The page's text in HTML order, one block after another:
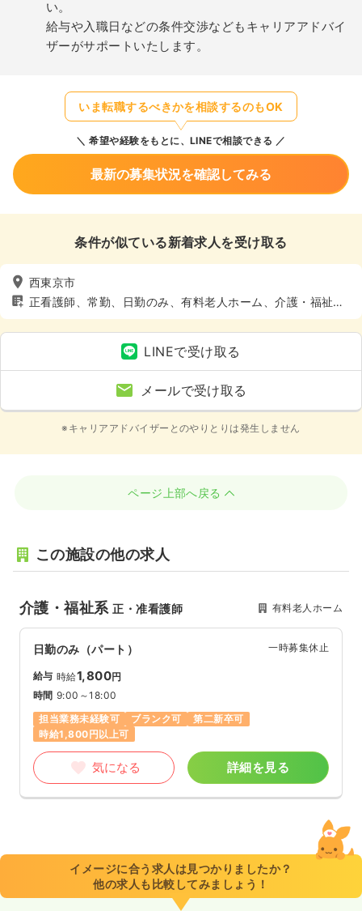
い。
給与や入職日などの条件交渉などもキャリアアドバイ
ザーがサポートいたします。
いま転職するべきかを相談するのもOK
希望や経験をもとに、LINEで相談できる
最新の募集状況を確認してみる
条件が似ている新着求人を受け取る
西東京市
正看護師、常勤、日勤のみ、有料老人ホーム、介護・福祉
系、4週8休以上
LINEで受け取る
メールで受け取る
※キャリアアドバイザーとのやりとりは発生しません
ページ上部へ戻る
この施設の他の求人
介護・福祉系正・准看護師 有料老人ホーム
日勤のみ（パート） 一時募集休止
給与 時給1,800円
時間 9:00～18:00
担当業務未経験可
ブランク可
第二新卒可
時給1,800円以上可
気になる 詳細を見る
イメージに合う求人は見つかりましたか？
他の求人も比較してみましょう！